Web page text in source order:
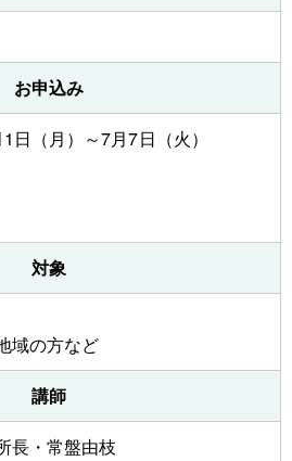
お申込み
（月）～7月7日（火）
対象
域の方など
講師
長・常盤由枝